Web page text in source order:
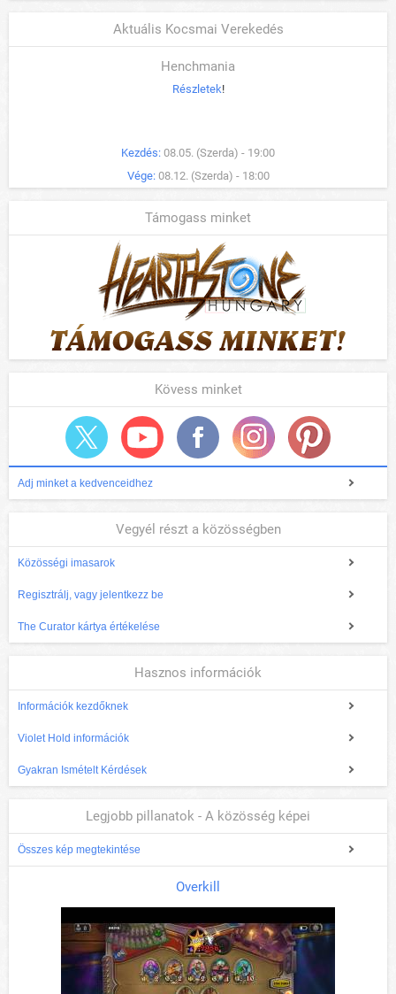
Aktuális Kocsmai Verekedés
Henchmania
Részletek!
Kezdés: 08.05. (Szerda) - 19:00
Vége: 08.12. (Szerda) - 18:00
Támogass minket
Kövess minket
Adj minket a kedvenceidhez
Vegyél részt a közösségben
Közösségi imasarok
Regisztrálj, vagy jelentkezz be
The Curator kártya értékelése
Hasznos információk
Információk kezdőknek
Violet Hold információk
Gyakran Ismételt Kérdések
Legjobb pillanatok - A közösség képei
Összes kép megtekintése
Overkill